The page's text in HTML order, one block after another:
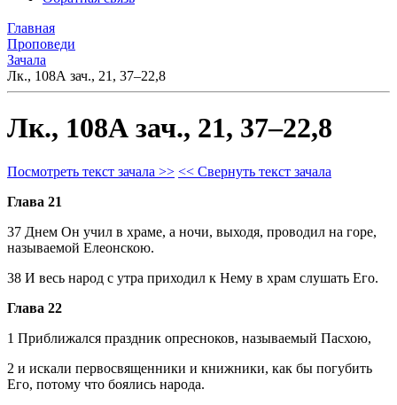
Главная
Проповеди
Зачала
Лк., 108А зач., 21, 37–22,8
Лк., 108А зач., 21, 37–22,8
Посмотреть текст зачала >> << Свернуть текст зачала
Глава 21
37 Днем Он учил в храме, а ночи, выходя, проводил на горе,
называемой Елеонскою.
38 И весь народ с утра приходил к Нему в храм слушать Его.
Глава 22
1 Приближался праздник опресноков, называемый Пасхою,
2 и искали первосвященники и книжники, как бы погубить
Его, потому что боялись народа.